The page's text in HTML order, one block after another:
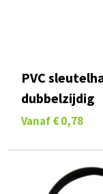
PVC
dubbelzijdig
Vanaf € 0,78